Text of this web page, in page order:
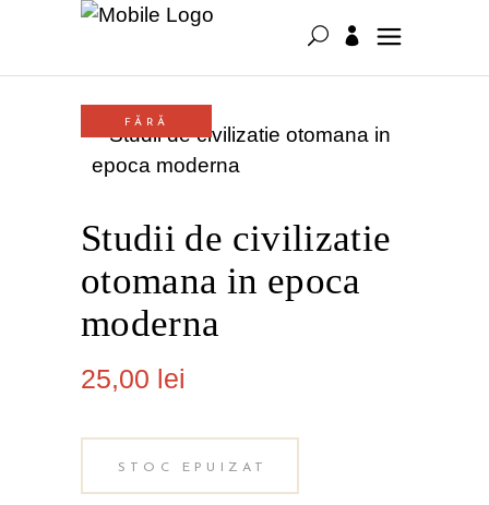
FĂRĂ
Studii de civilizatie
otomana in epoca
moderna
25,00 lei
STOC EPUIZAT